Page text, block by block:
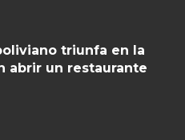
triunfa en la
abrir un restaurante